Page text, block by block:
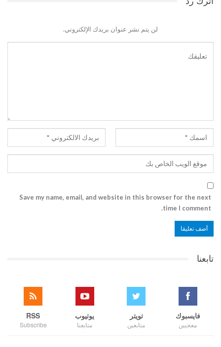
لن يتم نشر عنوان بريدك الإلكتروني.
Save my name, email, and website in this browser for the next
time I comment.
تابعنا
فايسبوك
معجبين
تويتر
متابعين
يوتيوب
متابعنا
RSS
Subscribe